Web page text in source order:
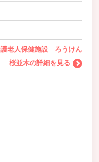
護老人保健施設 ろうけん
桜並木の詳細を見る